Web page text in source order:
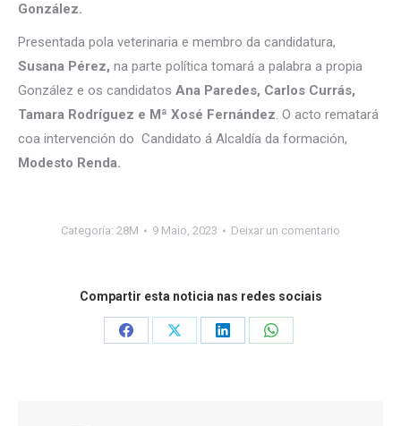
González.
Presentada pola veterinaria e membro da candidatura,
Susana Pérez, na parte política tomará a palabra a propia
González e os candidatos Ana Paredes, Carlos Currás,
Tamara Rodríguez e Mª Xosé Fernández. O acto rematará
coa intervención do Candidato á Alcaldía da formación,
Modesto Renda.
Categoría: 28M 9 Maio, 2023 Deixar un comentario
Compartir esta noticia nas redes sociais
Share
Share
Share
Share